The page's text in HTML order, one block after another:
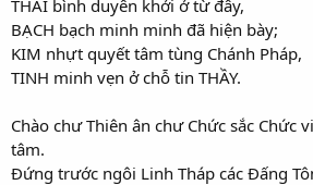
THÁI bình duyên khởi ở từ đây,
BẠCH bạch minh minh đã hiện bày;
KIM nhựt quyết tâm tùng Chánh Pháp,
TINH minh vẹn ở chỗ tin THẦY.
Chào chư Thiên ân chư Chức sắc Chức
tâm.
Đứng trước ngôi Linh Tháp các Đấng